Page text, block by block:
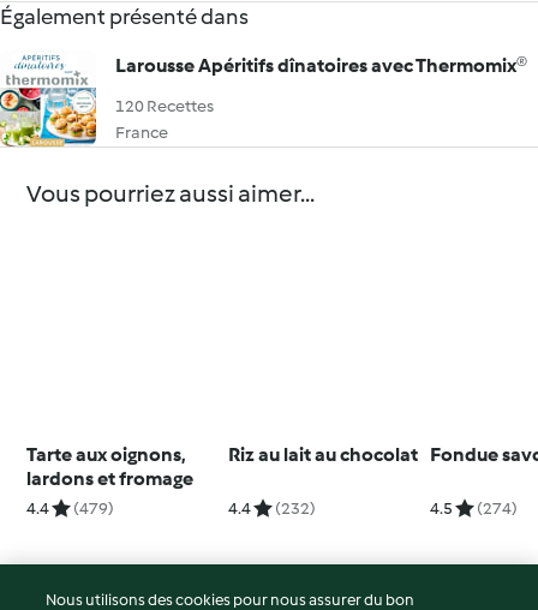
Également présenté dans
Larousse Apéritifs dînatoires avec Thermomix®
120 Recettes
France
Vous pourriez aussi aimer...
Tarte aux oignons,
lardons et fromage
4.4 (479)
Riz au lait au chocolat
4.4 (232)
Fondue
4.5 (274)
Nous utilisons des cookies pour nous assurer du bon